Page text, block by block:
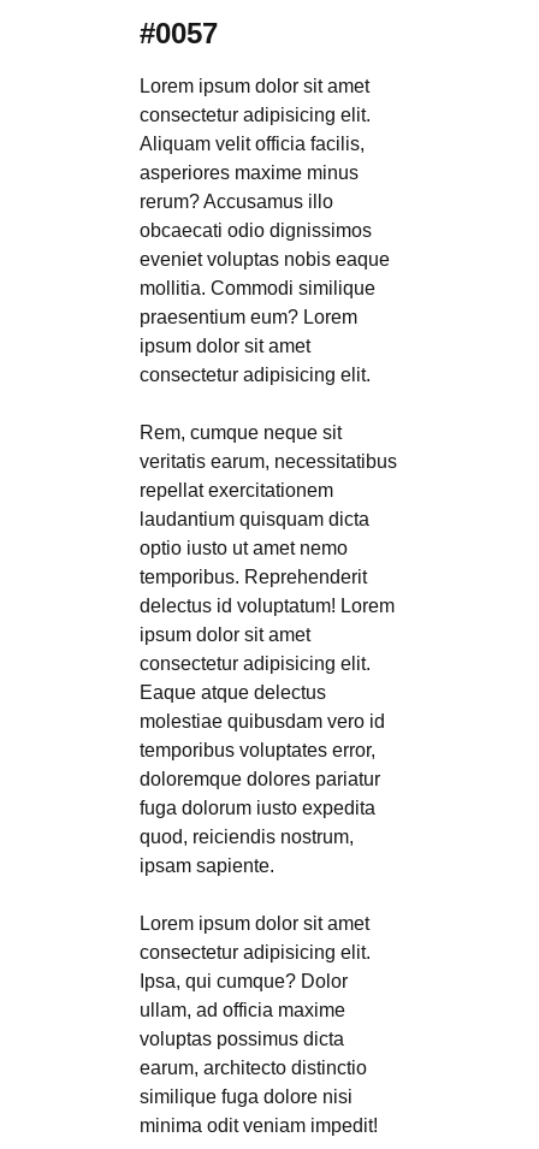
#0057
Lorem ipsum dolor sit amet
consectetur adipisicing elit.
Aliquam velit officia facilis,
asperiores maxime minus
rerum? Accusamus illo
obcaecati odio dignissimos
eveniet voluptas nobis eaque
mollitia. Commodi similique
praesentium eum? Lorem
ipsum dolor sit amet
consectetur adipisicing elit.
Rem, cumque neque sit
veritatis earum, necessitatibus
repellat exercitationem
laudantium quisquam dicta
optio iusto ut amet nemo
temporibus. Reprehenderit
delectus id voluptatum! Lorem
ipsum dolor sit amet
consectetur adipisicing elit.
Eaque atque delectus
molestiae quibusdam vero id
temporibus voluptates error,
doloremque dolores pariatur
fuga dolorum iusto expedita
quod, reiciendis nostrum,
ipsam sapiente.
Lorem ipsum dolor sit amet
consectetur adipisicing elit.
Ipsa, qui cumque? Dolor
ullam, ad officia maxime
voluptas possimus dicta
earum, architecto distinctio
similique fuga dolore nisi
minima odit veniam impedit!